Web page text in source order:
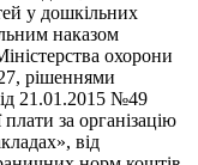
у дошкільних
наказом
охорони
рішеннями
21.01.2015 №49
за організацію
від